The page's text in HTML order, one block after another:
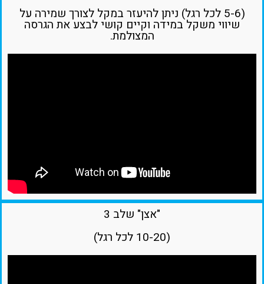
(5-6 לכל רגל) ניתן להיעזר במקל לצורך שמירה על
שיווי משקל במידה וקיים קושי לבצע את הגרסה
המצולמת.
"אצן" שלב 3
(10-20 לכל רגל)